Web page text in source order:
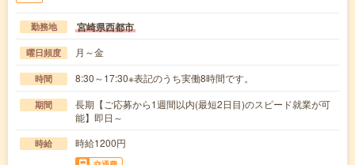
勤務地 宮崎県西都市
曜日頻度 月～金
時間 8:30～17:30※表記のうち実働8時間です。
期間
長期【ご応募から1週間以内(最短2日目)のスピード就業が可
能】即日～
時給 時給1200円